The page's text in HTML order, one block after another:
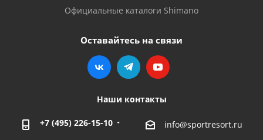
Официальные каталоги Shimano
Оставайтесь на связи
Наши контакты
+7 (495) 226-15-10 info@sportresort.ru